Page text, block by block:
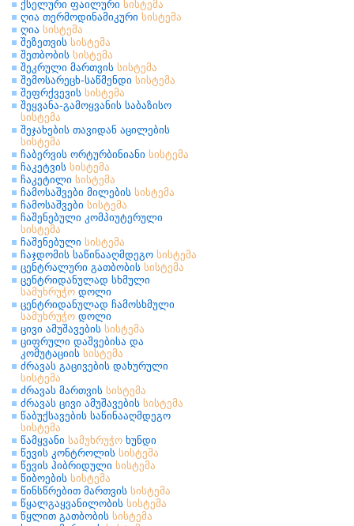
ქსელური ფაილური სისტემა
ღია თერმოდინამიკური სისტემა
ღია სისტემა
შეზეთვის სისტემა
შეთბობის სისტემა
შეკრული მართვის სისტემა
შემოსარეცხ-საწმენდი სისტემა
შეფრქვევის სისტემა
შეყვანა-გამოყვანის საბაზისო
სისტემა
შეჯახების თავიდან აცილების
სისტემა
ჩაბერვის ორტურბინიანი სისტემა
ჩაკეტვის სისტემა
ჩაკეტილი სისტემა
ჩამოსაშვები მილების სისტემა
ჩამოსაშვები სისტემა
ჩაშენებული კომპიუტერული
სისტემა
ჩაშენებული სისტემა
ჩაჯდომის საწინააღმდეგო სისტემა
ცენტრალური გათბობის სისტემა
ცენტრიდანულად სხმული
სამუხრუჭო დოლი
ცენტრიდანულად ჩამოსხმული
სამუხრუჭო დოლი
ცივი ამუშავების სისტემა
ციფრული დაშვებისა და
კომუტაციის სისტემა
ძრავას გაცივების დახურული
სისტემა
ძრავას მართვის სისტემა
ძრავას ცივი ამუშავების სისტემა
წაბუქსავების საწინააღმდეგო
სისტემა
წამყვანი სამუხრუჭო ხუნდი
წევის კონტროლის სისტემა
წევის ჰიბრიდული სისტემა
წიბოების სისტემა
წინსწრებით მართვის სისტემა
წყალგაყვანილობის სისტემა
წყლით გათბობის სისტემა